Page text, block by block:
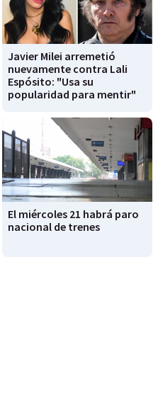
Javier Milei arremetió
nuevamente contra Lali
Espósito: "Usa su
popularidad para mentir"
El miércoles 21 habrá paro
nacional de trenes